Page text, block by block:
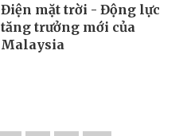
Điện mặt trời - Động lực
tăng trưởng mới của
Malaysia